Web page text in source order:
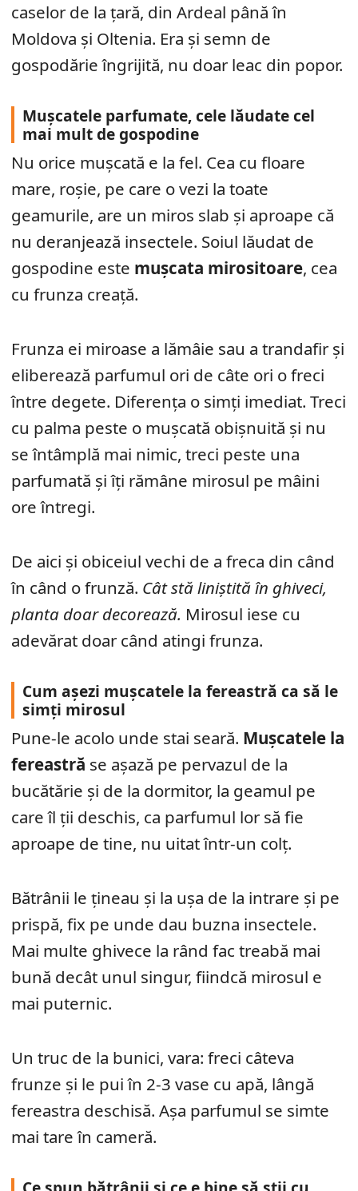
caselor de la țară, din Ardeal până în
Moldova și Oltenia. Era și semn de
gospodărie îngrijită, nu doar leac din popor.
Mușcatele parfumate, cele lăudate cel
mai mult de gospodine
Nu orice mușcată e la fel. Cea cu floare
mare, roșie, pe care o vezi la toate
geamurile, are un miros slab și aproape că
nu deranjează insectele. Soiul lăudat de
gospodine este mușcata mirositoare, cea
cu frunza creață.
Frunza ei miroase a lămâie sau a trandafir și
eliberează parfumul ori de câte ori o freci
între degete. Diferența o simți imediat. Treci
cu palma peste o mușcată obișnuită și nu
se întâmplă mai nimic, treci peste una
parfumată și îți rămâne mirosul pe mâini
ore întregi.
De aici și obiceiul vechi de a freca din când
în când o frunză. Cât stă liniștită în ghiveci,
planta doar decorează. Mirosul iese cu
adevărat doar când atingi frunza.
Cum așezi mușcatele la fereastră ca să le
simți mirosul
Pune-le acolo unde stai seară. Mușcatele la
fereastră se așază pe pervazul de la
bucătărie și de la dormitor, la geamul pe
care îl ții deschis, ca parfumul lor să fie
aproape de tine, nu uitat într-un colț.
Bătrânii le țineau și la ușa de la intrare și pe
prispă, fix pe unde dau buzna insectele.
Mai multe ghivece la rând fac treabă mai
bună decât unul singur, fiindcă mirosul e
mai puternic.
Un truc de la bunici, vara: freci câteva
frunze și le pui în 2-3 vase cu apă, lângă
fereastra deschisă. Așa parfumul se simte
mai tare în cameră.